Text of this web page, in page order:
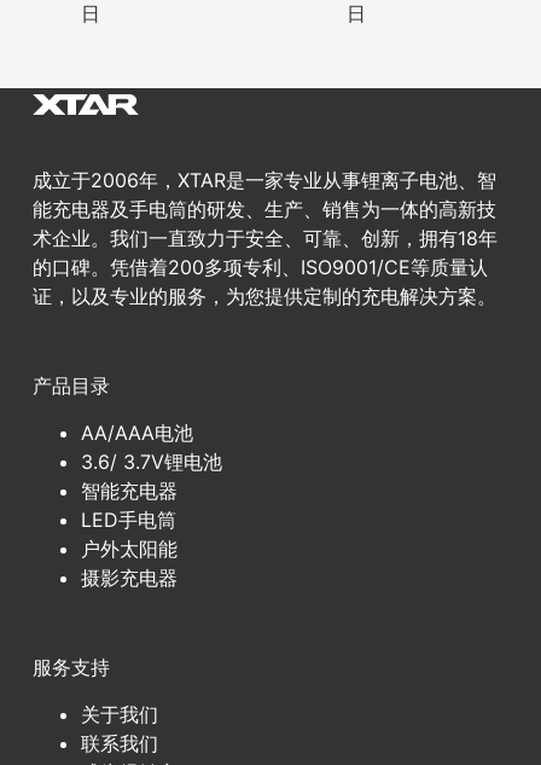
日
日
成立于2006年，XTAR是一家专业从事锂离子电池、智
能充电器及手电筒的研发、生产、销售为一体的高新技
术企业。我们一直致力于安全、可靠、创新，拥有18年
的口碑。凭借着200多项专利、ISO9001/CE等质量认
证，以及专业的服务，为您提供定制的充电解决方案。
产品目录
AA/AAA电池
3.6/ 3.7V锂电池
智能充电器
LED手电筒
户外太阳能
摄影充电器
服务支持
关于我们
联系我们